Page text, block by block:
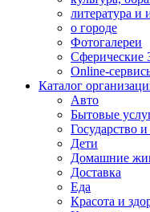
литература и
о городе
Фотогалереи
Сферические
Online-
Каталог
Авто
Бытовые
Государство
Дети
Домашние
Доставка
Еда
Красота и